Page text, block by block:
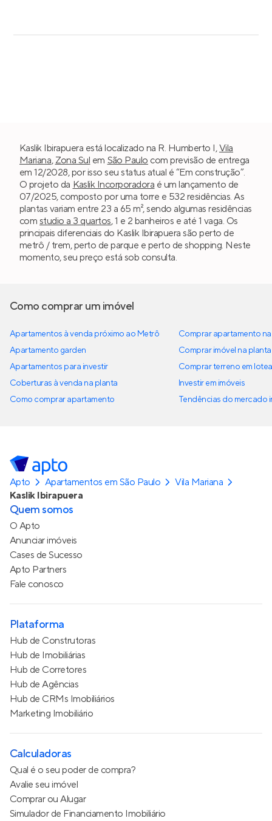
Kaslik Ibirapuera está localizado na R. Humberto I,Vila
Mariana, Zona Sul em São Paulo com previsão de entrega
em 12/2028, por isso seu status atual é “Em construção”.
O projeto da Kaslik Incorporadora é um lançamento de
07/2025, composto por uma torre e 532 residências. As
plantas variam entre 23 a 65 m², sendo algumas residências
com studio a 3 quartos, 1 e 2 banheiros e até 1 vaga. Os
principais diferenciais do Kaslik Ibirapuera são perto de
metrô / trem, perto de parque e perto de shopping. Neste
momento, seu preço está sob consulta.
Como comprar um imóvel
Apartamentos à venda próximo ao Metrô
Apartamento garden
Apartamentos para investir
Coberturas à venda na planta
Como comprar apartamento
Comprar apartamento
Comprar imóvel na planta
Comprar terreno em
Investir em imóveis
Tendências do mercado
Apto Apartamentos em São Paulo
Vila Mariana
Kaslik Ibirapuera
Quem somos
O Apto
Anunciar imóveis
Cases de Sucesso
Apto Partners
Fale conosco
Plataforma
Hub de Construtoras
Hub de Imobiliárias
Hub de Corretores
Hub de Agências
Hub de CRMs Imobiliários
Marketing Imobiliário
Calculadoras
Qual é o seu poder de compra?
Avalie seu imóvel
Comprar ou Alugar
Simulador de Financiamento Imobiliário